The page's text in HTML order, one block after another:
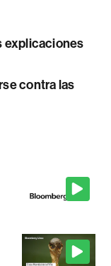
explicaciones
contra las